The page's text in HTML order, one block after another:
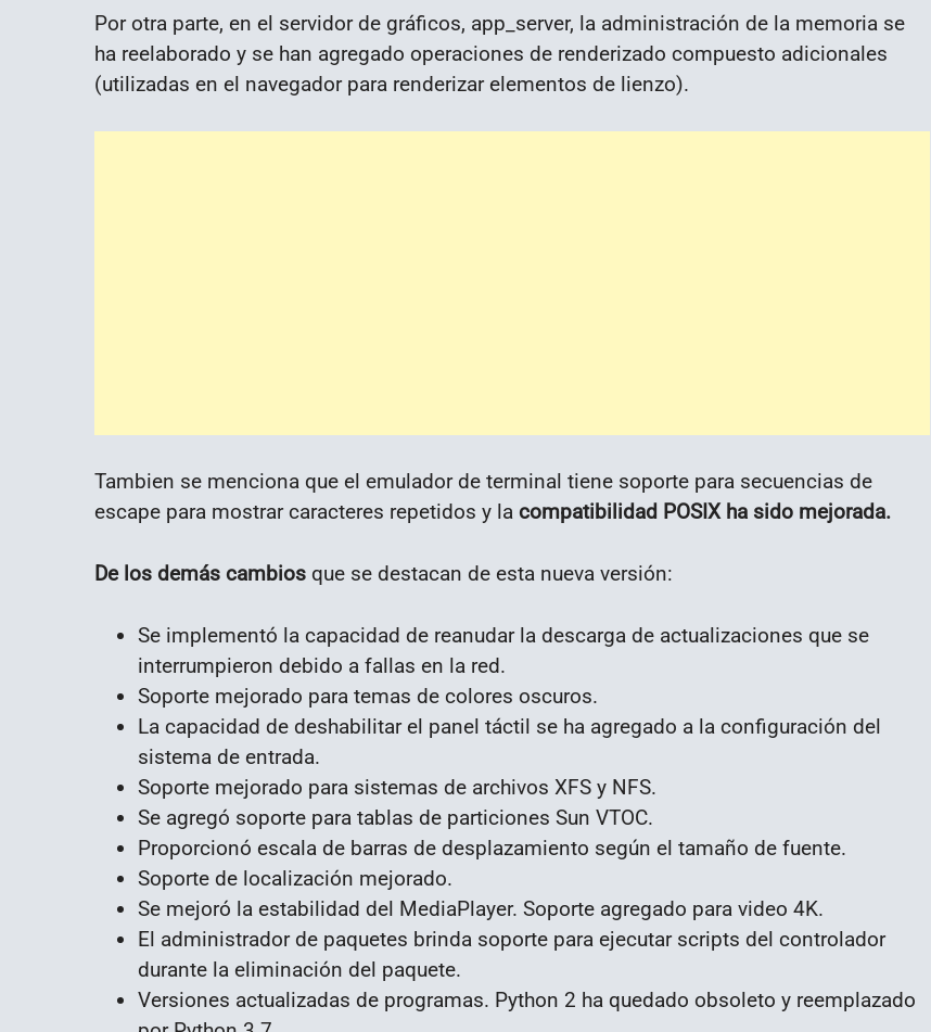
Por otra parte, en el servidor de gráficos, app_server, la administración de la memoria se
ha reelaborado y se han agregado operaciones de renderizado compuesto adicionales
(utilizadas en el navegador para renderizar elementos de lienzo).
Tambien se menciona que el emulador de terminal tiene soporte para secuencias de
escape para mostrar caracteres repetidos y la compatibilidad POSIX ha sido mejorada.
De los demás cambios que se destacan de esta nueva versión:
Se implementó la capacidad de reanudar la descarga de actualizaciones que se
interrumpieron debido a fallas en la red.
Soporte mejorado para temas de colores oscuros.
La capacidad de deshabilitar el panel táctil se ha agregado a la configuración del
sistema de entrada.
Soporte mejorado para sistemas de archivos XFS y NFS.
Se agregó soporte para tablas de particiones Sun VTOC.
Proporcionó escala de barras de desplazamiento según el tamaño de fuente.
Soporte de localización mejorado.
Se mejoró la estabilidad del MediaPlayer. Soporte agregado para video 4K.
El administrador de paquetes brinda soporte para ejecutar scripts del controlador
durante la eliminación del paquete.
Versiones actualizadas de programas. Python 2 ha quedado obsoleto y reemplazado